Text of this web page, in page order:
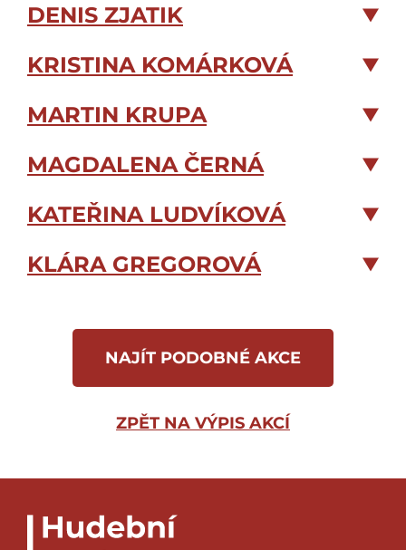
DENIS ZJATIK
KRISTINA KOMÁRKOVÁ
MARTIN KRUPA
MAGDALENA ČERNÁ
KATEŘINA LUDVÍKOVÁ
KLÁRA GREGOROVÁ
NAJÍT PODOBNÉ AKCE
ZPĚT NA VÝPIS AKCÍ